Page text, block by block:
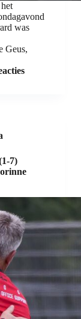
was
Geus,
7)